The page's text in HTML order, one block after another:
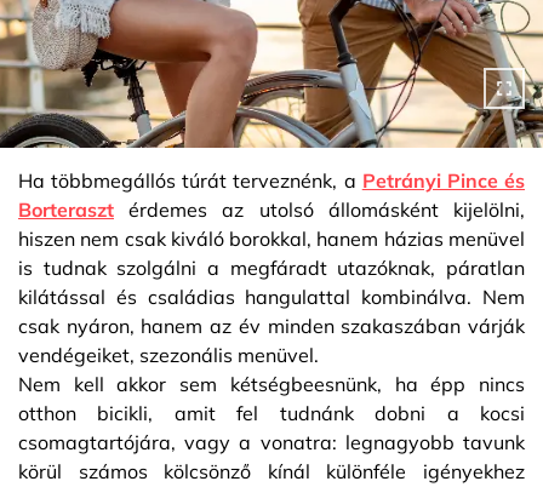
Ha többmegállós túrát terveznénk, a Petrányi Pince és
Borteraszt érdemes az utolsó állomásként kijelölni,
hiszen nem csak kiváló borokkal, hanem házias menüvel
is tudnak szolgálni a megfáradt utazóknak, páratlan
kilátással és családias hangulattal kombinálva. Nem
csak nyáron, hanem az év minden szakaszában várják
vendégeiket, szezonális menüvel.
Nem kell akkor sem kétségbeesnünk, ha épp nincs
otthon bicikli, amit fel tudnánk dobni a kocsi
csomagtartójára, vagy a vonatra: legnagyobb tavunk
körül számos kölcsönző kínál különféle igényekhez